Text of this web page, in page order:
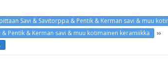
Savi & Savitorppa & Pentik & Kerman savi & muu
Pentik & Kerman savi & muu kotimainen keramiikka ››